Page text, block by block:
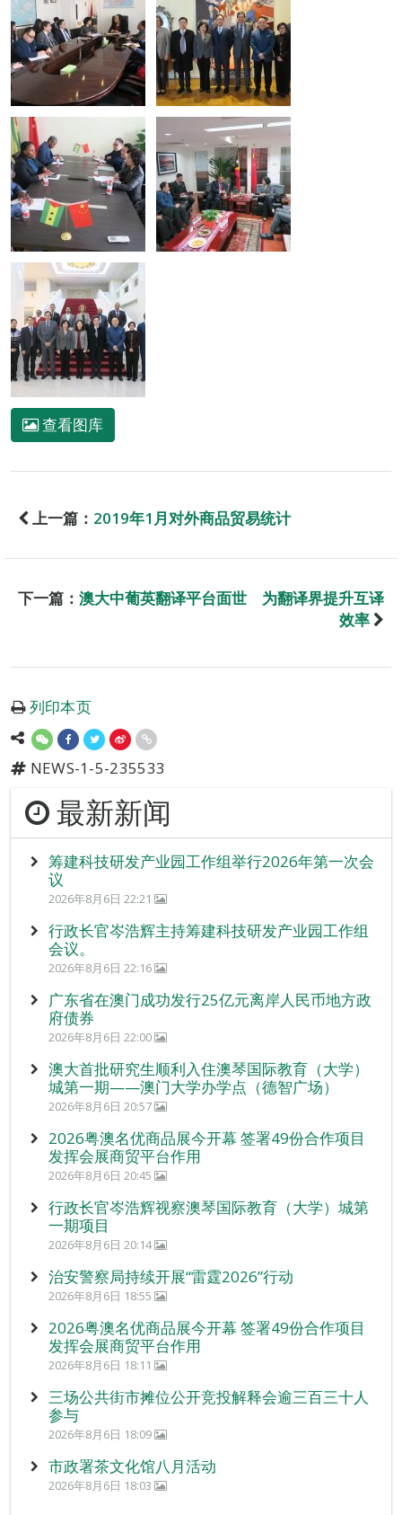
查看图库
上一篇： 2019年1月对外商品贸易统计
下一篇： 澳大中葡英翻译平台面世 为翻译界提升互译
效率
列印本页
NEWS-1-5-235533
最新新闻
筹建科技研发产业园工作组举行2026年第一次会
议
2026年8月6日 22:21
行政长官岑浩辉主持筹建科技研发产业园工作组
会议。
2026年8月6日 22:16
广东省在澳门成功发行25亿元离岸人民币地方政
府债券
2026年8月6日 22:00
澳大首批研究生顺利入住澳琴国际教育（大学）
城第一期——澳门大学办学点（德智广场）
2026年8月6日 20:57
2026粤澳名优商品展今开幕 签署49份合作项目
发挥会展商贸平台作用
2026年8月6日 20:45
行政长官岑浩辉视察澳琴国际教育（大学）城第
一期项目
2026年8月6日 20:14
治安警察局持续开展“雷霆2026”行动
2026年8月6日 18:55
2026粤澳名优商品展今开幕 签署49份合作项目
发挥会展商贸平台作用
2026年8月6日 18:11
三场公共街市摊位公开竞投解释会逾三百三十人
参与
2026年8月6日 18:09
市政署茶文化馆八月活动
2026年8月6日 18:03